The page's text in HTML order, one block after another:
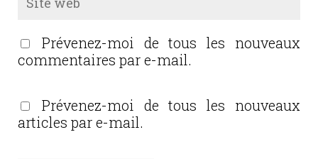
Prévenez-moi de tous les nouveaux
commentaires par e-mail.
Prévenez-moi de tous les nouveaux
articles par e-mail.